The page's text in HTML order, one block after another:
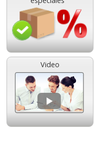
Video
1,08 con Iva
Negro, original